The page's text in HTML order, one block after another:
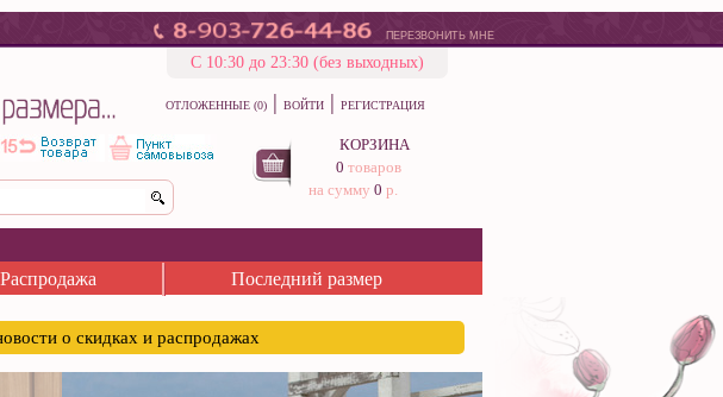
ПЕРЕЗВОНИТЬ МНЕ
С 10:30 до 23:30 (без выходных)
ОТЛОЖЕННЫЕ (0) | ВОЙТИ | РЕГИСТРАЦИЯ
КОРЗИНА
0 товаров
на сумму 0 р.
Распродажа Последний размер
о скидках и распродажах